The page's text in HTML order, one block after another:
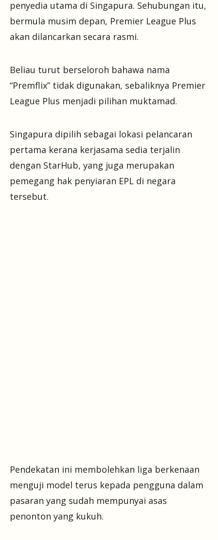
penyedia utama di Singapura. Sehubungan itu,
bermula musim depan, Premier League Plus
akan dilancarkan secara rasmi.
Beliau turut berseloroh bahawa nama
“Premflix” tidak digunakan, sebaliknya Premier
League Plus menjadi pilihan muktamad.
Singapura dipilih sebagai lokasi pelancaran
pertama kerana kerjasama sedia terjalin
dengan StarHub, yang juga merupakan
pemegang hak penyiaran EPL di negara
tersebut.
Pendekatan ini membolehkan liga berkenaan
menguji model terus kepada pengguna dalam
pasaran yang sudah mempunyai asas
penonton yang kukuh.